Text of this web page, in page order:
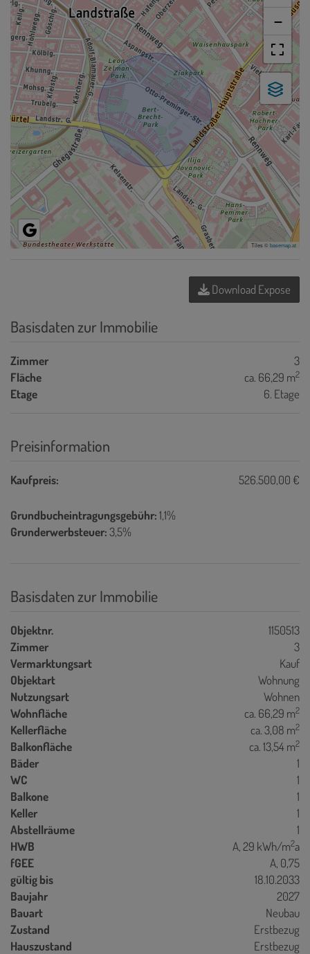
−
Tiles ©basemap.at
Download Expose
Basisdaten zur Immobilie
Zimmer
3
Fläche
ca. 66,29 m2
Etage 6. Etage
Preisinformation
Kaufpreis: 526.500,00 €
Grundbucheintragungsgebühr:1,1%
Grunderwerbsteuer:3,5%
Basisdaten zur Immobilie
Objektnr.
1150513
Zimmer
3
Vermarktungsart
Kauf
Objektart
Wohnung
Nutzungsart
Wohnen
Wohnfläche
ca. 66,29 m2
Kellerfläche ca. 3,08 m2
Balkonfläche ca. 13,54 m2
Bäder
1
WC
1
Balkone
1
Keller
1
Abstellräume
1
HWB
A, 29 kWh/m2a
fGEE
A, 0,75
gültig bis
18.10.2033
Baujahr
2027
Bauart
Neubau
Zustand
Erstbezug
Hauszustand
Erstbezug